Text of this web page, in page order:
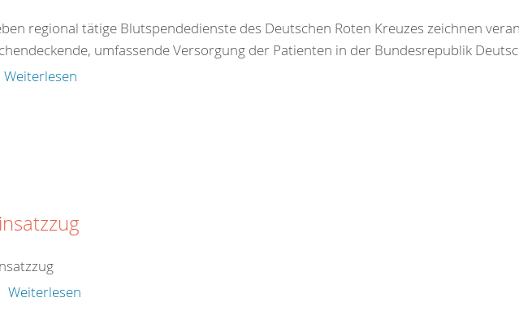
regional tätige Blutspendedienste des Deutschen Roten Kreuzes zeichnen
umfassende Versorgung der Patienten in der Bundesrepublik
Weiterlesen
Weiterlesen